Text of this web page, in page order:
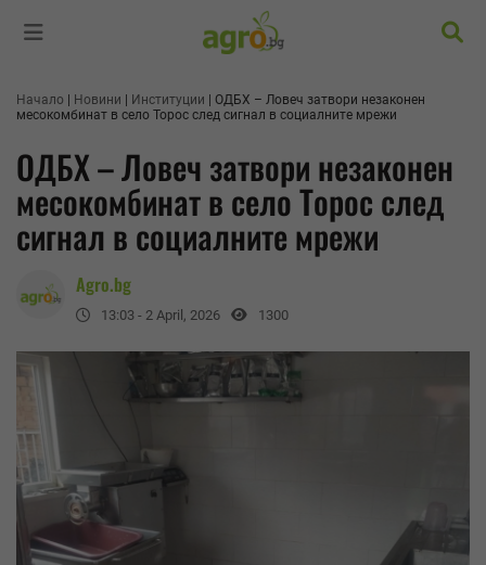
Начало Новини Институции
ОДБХ – Ловеч затвори незаконен
месокомбинат в село Торос след сигнал в социалните мрежи
ОДБХ – Ловеч затвори незаконен
месокомбинат в село Торос след
сигнал в социалните мрежи
Agro.bg
13:03 - 2 April, 2026 1300